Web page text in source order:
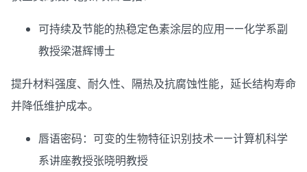
可持续及节能的热稳定色素涂层的应用——化学系副
教授梁湛辉博士
提升材料强度、耐久性、隔热及抗腐蚀性能，延长结构寿命
并降低维护成本。
唇语密码：可变的生物特征识别技术——计算机科学
系讲座教授张晓明教授